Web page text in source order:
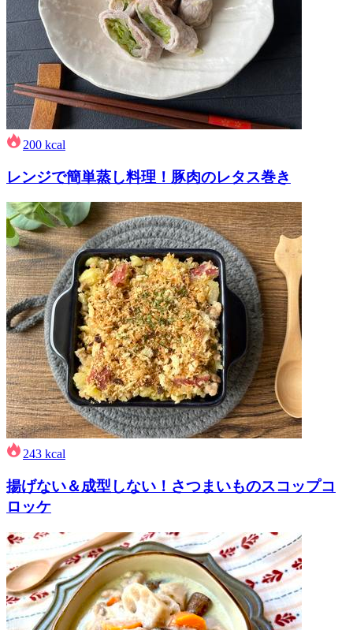
200 kcal
レンジで簡単蒸し料理！豚肉のレタス巻き
243 kcal
揚げない＆成型しない！さつまいものスコップコ
ロッケ